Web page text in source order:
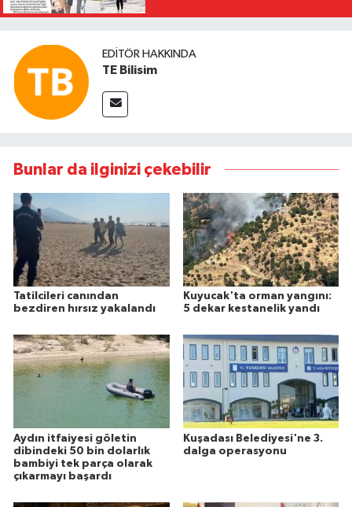
EDITÖR HAKKINDA
TE Bilisim
Bunlar da ilginizi çekebilir
Tatilcileri canından
bezdiren hırsız yakalandı
Kuyucak'ta orman yangını:
5 dekar kestanelik yandı
Aydın itfaiyesi göletin
dibindeki 50 bin dolarlık
bambiyi tek parça olarak
çıkarmayı başardı
Kuşadası Belediyesi'ne 3.
dalga operasyonu